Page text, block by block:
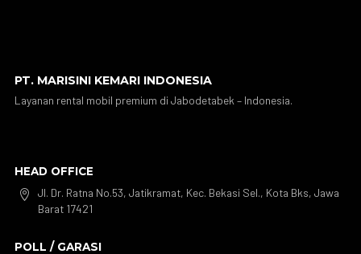
PT. MARISINI KEMARI INDONESIA
Layanan rental mobil premium di Jabodetabek – Indonesia.
HEAD OFFICE

Jl. Dr. Ratna No.53, Jatikramat, Kec. Bekasi Sel., Kota Bks, Jawa
Barat 17421
POLL / GARASI